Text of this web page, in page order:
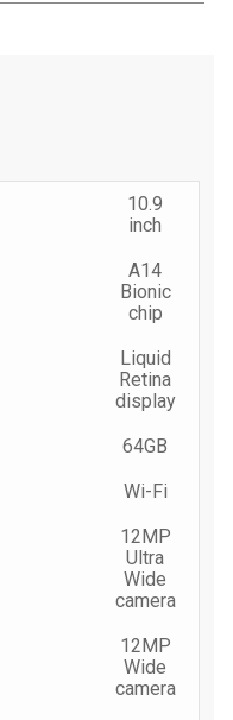
10.9
inch
A14
Bionic
chip
Liquid
Retina
display
64GB
Wi-Fi
12MP
Ultra
Wide
camera
12MP
Wide
camera